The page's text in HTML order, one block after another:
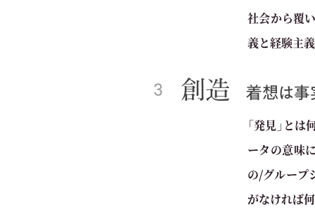
社会から覆
義と経験主
「発見」と
ータの意味
の/グループ
がなければ